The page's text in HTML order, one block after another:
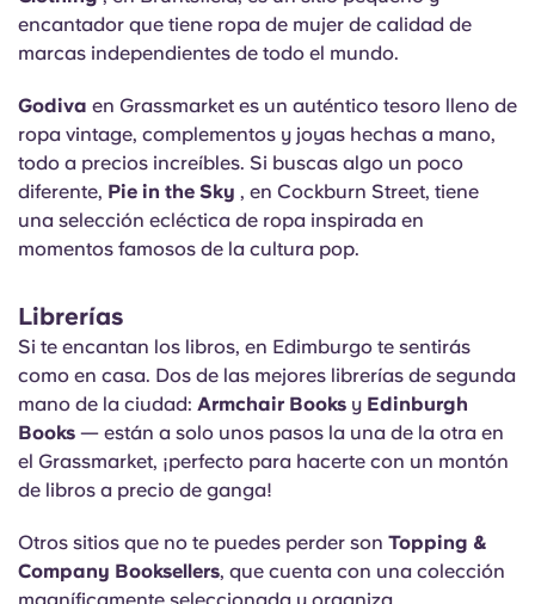
encantador que tiene ropa de mujer de calidad de
marcas independientes de todo el mundo.
Godiva en Grassmarket es un auténtico tesoro lleno de
ropa vintage, complementos y joyas hechas a mano,
todo a precios increíbles. Si buscas algo un poco
diferente, Pie in the Sky , en Cockburn Street, tiene
una selección ecléctica de ropa inspirada en
momentos famosos de la cultura pop.
Librerías
Si te encantan los libros, en Edimburgo te sentirás
como en casa. Dos de las mejores librerías de segunda
mano de la ciudad: Armchair Books y Edinburgh
Books — están a solo unos pasos la una de la otra en
el Grassmarket, ¡perfecto para hacerte con un montón
de libros a precio de ganga!
Otros sitios que no te puedes perder son Topping &
Company Booksellers, que cuenta con una colección